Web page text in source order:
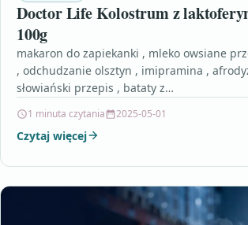
Doctor Life Kolostrum z
100g
makaron do zapiekanki , mleko owsiane
, odchudzanie olsztyn , imipramina ,
słowiański przepis , bataty z…
1 minuta czytania 2025-05-01
Czytaj więcej